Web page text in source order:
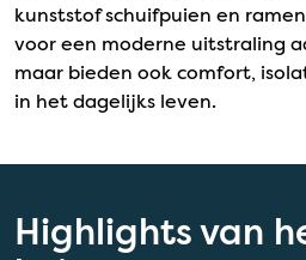
kunststof schuifpuien en
voor een moderne uitstraling
maar bieden ook comfort,
in het dagelijks leven.
Highlights van